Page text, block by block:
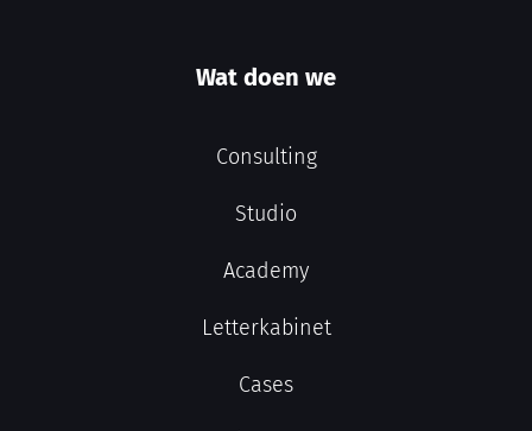
Wat doen we
Consulting
Studio
Academy
Letterkabinet
Cases